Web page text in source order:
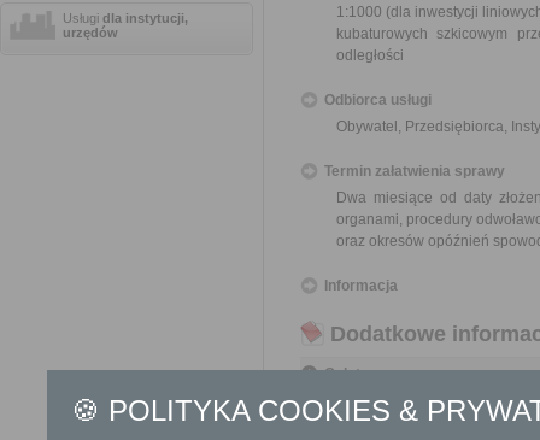
Usługi dla instytucji,
urzędów
1:1000 (dla inwestycji
kubaturowych szkicowym
odległości
Odbiorca usługi
Obywatel, Przedsiębiorca,
Termin załatwienia sprawy
Dwa miesiące od daty
organami, procedury
oraz okresów opóźnień
Informacja
Dodatkowe
Opłata
brak opłaty
🍪 POLITYKA COOKIES &